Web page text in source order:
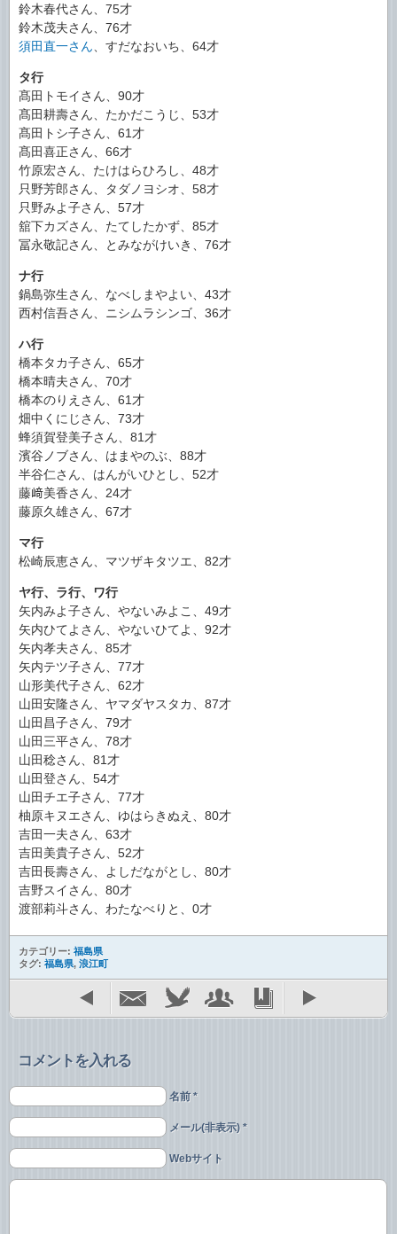
鈴木春代さん、75才
鈴木茂夫さん、76才
須田直一さん 、すだなおいち、64才
タ行
髙田トモイさん、90才
髙田耕壽さん、たかだこうじ、53才
髙田トシ子さん、61才
髙田喜正さん、66才
竹原宏さん、たけはらひろし、48才
只野芳郎さん、タダノヨシオ、58才
只野みよ子さん、57才
舘下カズさん、たてしたかず、85才
冨永敬記さん、とみながけいき、76才
ナ行
鍋島弥生さん、なべしまやよい、43才
西村信吾さん、ニシムラシンゴ、36才
ハ行
橋本タカ子さん、65才
橋本晴夫さん、70才
橋本のりえさん、61才
畑中くにじさん、73才
蜂須賀登美子さん、81才
濱谷ノブさん、はまやのぶ、88才
半谷仁さん、はんがいひとし、52才
藤﨑美香さん、24才
藤原久雄さん、67才
マ行
松崎辰恵さん、マツザキタツエ、82才
ヤ行、ラ行、ワ行
矢内みよ子さん、やないみよこ、49才
矢内ひてよさん、やないひてよ、92才
矢内孝夫さん、85才
矢内テツ子さん、77才
山形美代子さん、62才
山田安隆さん、ヤマダヤスタカ、87才
山田昌子さん、79才
山田三平さん、78才
山田稔さん、81才
山田登さん、54才
山田チエ子さん、77才
柚原キヌエさん、ゆはらきぬえ、80才
吉田一夫さん、63才
吉田美貴子さん、52才
吉田長壽さん、よしだながとし、80才
吉野スイさん、80才
渡部莉斗さん、わたなべりと、0才
カテゴリー: 福島県
タグ: 福島県, 浪江町
コメントを入れる
名前 *
メール(非表示) *
Webサイト